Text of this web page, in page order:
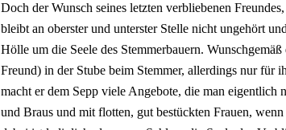
Doch der Wunsch seines letzten verbliebenen
bleibt an oberster und unterster Stelle nicht ungehört
Hölle um die Seele des Stemmerbauern.
Freund) in der Stube beim Stemmer, allerdings nur für
macht er dem Sepp viele Angebote, die man eigentlich
und Braus und mit flotten, gut bestückten Frauen,